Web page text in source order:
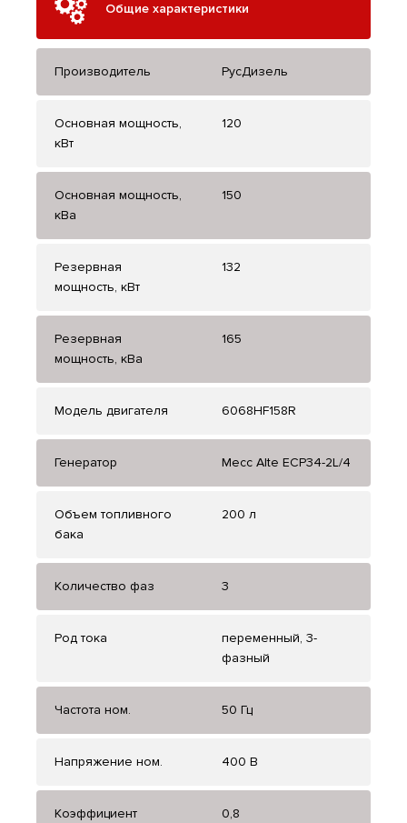
Общие характеристики
Производитель РусДизель
Основная мощность,
кВт
120
Основная мощность,
кВа
150
Резервная
мощность, кВт
132
Резервная
мощность, кВа
165
Модель двигателя 6068HF158R
Генератор Mecc Alte ЕСР34-2L/4
Объем топливного
бака
200 л
Количество фаз 3
Род тока
переменный, 3-
фазный
Частота ном. 50 Гц
Напряжение ном. 400 В
Коэффициент 0,8